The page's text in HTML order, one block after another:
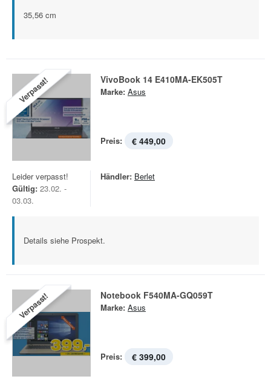
35,56 cm
Verpasst! VivoBook 14 E410MA-EK505T
Marke: Asus
Preis: € 449,00
Leider verpasst!
Gültig: 23.02. -
03.03.
Händler: Berlet
Details siehe Prospekt.
Verpasst! Notebook F540MA-GQ059T
Marke: Asus
Preis: € 399,00